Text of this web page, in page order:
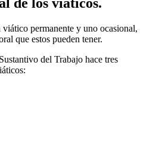
de los viáticos.
permanente y uno ocasional,
que estos pueden tener.
del Trabajo hace tres